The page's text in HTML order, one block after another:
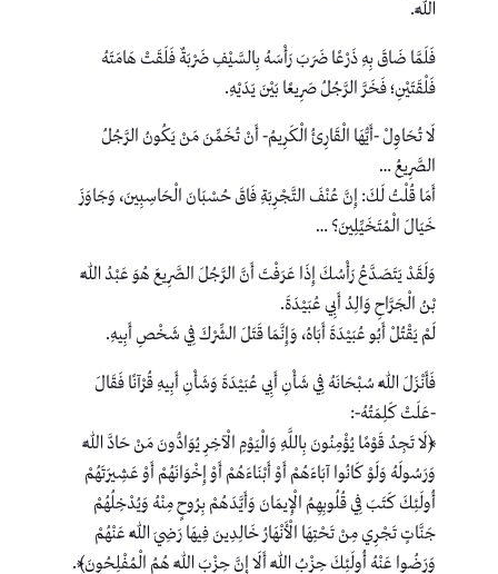
اللَّهِ.
فَلَمَّا ضَاقَ بِهِ ذَرْعًا ضَرَبَ رَأْسَهُ بِالسَّيْفِ ضَرْبَةٌ فَلَقَتْ هَامَتَهُ
فَلْقَتَيْنِ؛ فَخَرَّ الرَّجُلُ صَرِيعًا بَيْنَ يَدَيْهِ.
لَا تُحَاوِلْ -أَيُّهَا الْقَارِئُ الْكَرِيمُ- أَنْ تُخَمِّنَ مَنْ يَكُونُ الرَّجُلُ
الصَّرِيعُ …
أَمَا قُلْتُ لَكَ: إِنَّ عُنْفَ التَّجْرِبَةِ فَاقَ حُسْبَانَ الْحَاسِبِينَ، وَجَاوَزَ
خَيَالَ الْمُتَخَيِّلِينَ؟ …
وَلَقَدْ يَتَصَدَّعُ رَأْسُكَ إِذَا عَرَفْتَ أَنَّ الرَّجُلَ الصَّرِيعَ هُوَ عَبْدُ اللَّهِ
بْنُ الْجَرَّاحِ وَالِدُ أَبِي عُبَيْدَةَ.
لَمْ يَقْتُلْ أَبُو عُبَيْدَةَ أَبَاهُ، وَإِنَّمَا قَتَلَ الشِّرْكَ فِي شَخْصِ أَبِيهِ.
فَأَنْزَلَ اللَّهُ سُبْحَانَهُ فِي شَأْنِ أَبِي عُبَيْدَةَ وَشَأْنِ أَبِيهِ قُرْآنًا فَقَالَ
-عَلَتْ كَلِمَتُهُ-:
﴿لَا تَجِدُ قَوْمًا يُؤْمِنُونَ بِاللَّهِ وَالْيَوْمِ الْآخِرِ يُوَادُّونَ مَنْ حَادَّ اللَّهَ
وَرَسُولَهُ وَلَوْ كَانُوا آبَاءَهُمْ أَوْ أَبْنَاءَهُمْ أَوْ إِخْوَانَهُمْ أَوْ عَشِيرَتَهُمْ
أُولَئِكَ كَتَبَ فِي قُلُوبِهِمُ الْإِيمَانَ وَأَيَّدَهُمْ بِرُوحٍ مِنْهُ وَيُدْخِلُهُمْ
جَنَّاتٍ تَجْرِي مِنْ تَحْتِهَا الْأَنْهَارُ خَالِدِينَ فِيهَا رَضِيَ اللَّهُ عَنْهُمْ
وَرَضُوا عَنْهُ أُولَئِكَ حِزْبُ اللَّهِ أَلَا إِنَّ حِزْبَ اللَّهِ هُمُ الْمُفْلِحُونَ﴾.